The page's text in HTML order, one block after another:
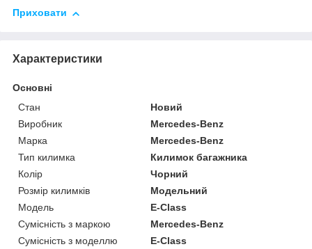
Приховати
Характеристики
Основні
Стан
Новий
Виробник
Mercedes-Benz
Марка
Mercedes-Benz
Тип килимка
Килимок багажника
Колір
Чорний
Розмір килимків
Модельний
Модель
E-Class
Сумісність з маркою
Mercedes-Benz
Сумісність з моделлю
E-Class